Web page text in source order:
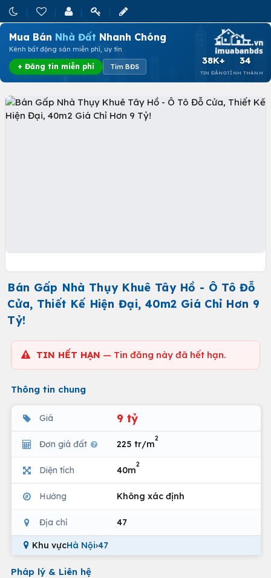
Mua Bán Nhà Đất Nhanh Chóng
Kênh bất động sản miễn phí, uy tín
+ Đăng tin miễn phí Tìm BĐS
38K+
TIN ĐĂNG
34
TỈNH THÀNH
Bán Gấp Nhà Thụy Khuê Tây Hồ - Ô Tô Đỗ
Cửa, Thiết Kế Hiện Đại, 40m2 Giá Chỉ Hơn 9
Tỷ!
TIN HẾT HẠN — Tin đăng này đã hết hạn.
Thông tin chung
Giá 9 tỷ
Đơn giá đất 225 tr/m
2
Diện tích 40m
2
Hướng Không xác định
Địa chỉ 47
Khu vựcHà Nội›47
Pháp lý & Liên hệ